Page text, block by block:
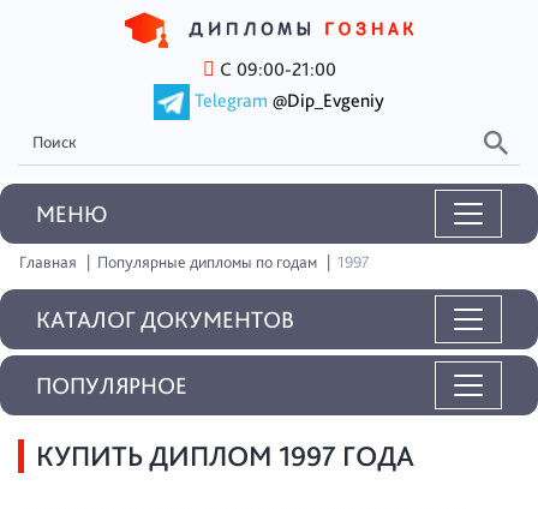
С 09:00-21:00
Telegram @Dip_Evgeniy
MEНЮ
Главная Популярные дипломы по годам 1997
КАТАЛОГ ДОКУМЕНТОВ
КУПИТЬ ДИПЛОМ 1997 ГОДА
ПОПУЛЯРНОЕ